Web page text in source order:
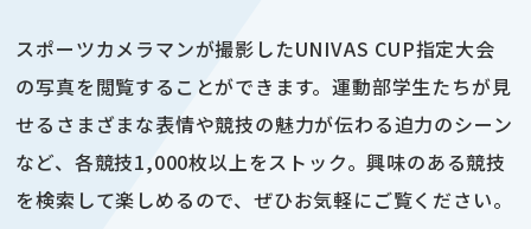
スポーツカメラマンが撮影したUNIVAS CUP指定大会
の写真を閲覧することができます。運動部学生たちが見
せるさまざまな表情や競技の魅力が伝わる迫力のシーン
など、各競技1,000枚以上をストック。興味のある競技
を検索して楽しめるので、ぜひお気軽にご覧ください。